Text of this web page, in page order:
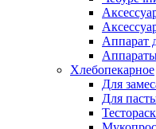
Аппарат
Хлебопекарное
Для
Для